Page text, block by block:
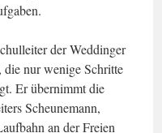
der Weddinger
die nur wenige Schritte
Er übernimmt die
Scheunemann,
an der Freien